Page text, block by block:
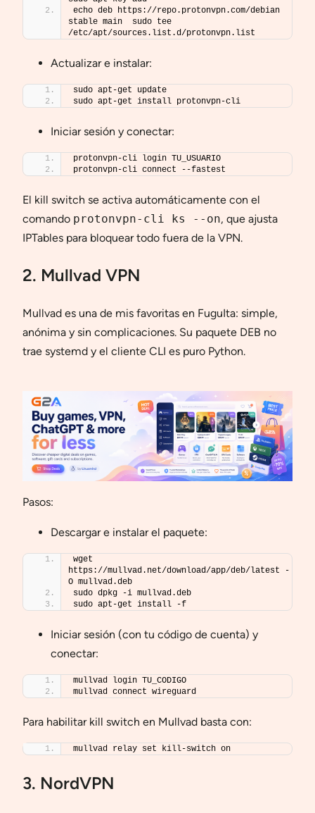
echo deb https://repo.protonvpn.com/debian
stable main  sudo tee
/etc/apt/sources.list.d/protonvpn.list
Actualizar e instalar:
sudo apt-get update
sudo apt-get install protonvpn-cli
Iniciar sesión y conectar:
protonvpn-cli login TU_USUARIO
protonvpn-cli connect --fastest
El kill switch se activa automáticamente con el
comando protonvpn-cli ks --on, que ajusta
IPTables para bloquear todo fuera de la VPN.
2. Mullvad VPN
Mullvad es una de mis favoritas en FuguIta: simple,
anónima y sin complicaciones. Su paquete DEB no
trae systemd y el cliente CLI es puro Python.
Pasos:
Descargar e instalar el paquete:
wget
https://mullvad.net/download/app/deb/latest -
O mullvad.deb
sudo dpkg -i mullvad.deb
sudo apt-get install -f
Iniciar sesión (con tu código de cuenta) y
conectar:
mullvad login TU_CODIGO
mullvad connect wireguard
Para habilitar kill switch en Mullvad basta con:
mullvad relay set kill-switch on
3. NordVPN